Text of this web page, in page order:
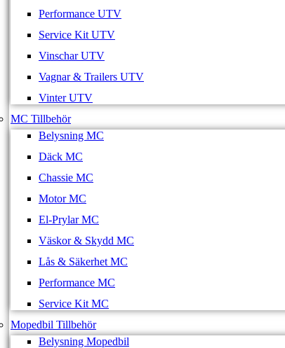
Performance UTV
Service Kit UTV
Vinschar UTV
Vagnar & Trailers UTV
Vinter UTV
MC Tillbehör
Belysning MC
Däck MC
Chassie MC
Motor MC
El-Prylar MC
Väskor & Skydd MC
Lås & Säkerhet MC
Performance MC
Service Kit MC
Mopedbil Tillbehör
Belysning Mopedbil